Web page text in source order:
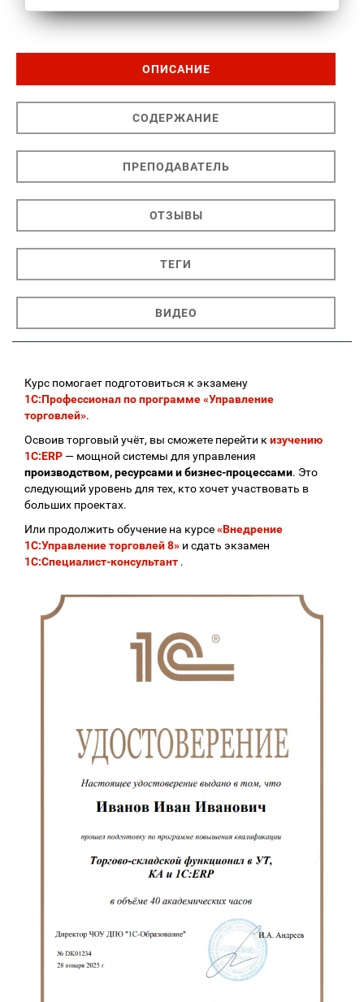
ОПИСАНИЕ
СОДЕРЖАНИЕ
ПРЕПОДАВАТЕЛЬ
ОТЗЫВЫ
ТЕГИ
ВИДЕО
Курс помогает подготовиться к экзамену
1С:Профессионал по программе «Управление
торговлей».
Освоив торговый учёт, вы сможете перейти к изучению
1С:ERP — мощной системы для управления
производством, ресурсами и бизнес-процессами. Это
следующий уровень для тех, кто хочет участвовать в
больших проектах.
Или продолжить обучение на курсе«Внедрение
1С:Управление торговлей 8» и сдать экзамен
1С:Специалист-консультант .